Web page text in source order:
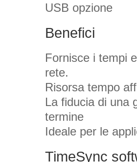
USB opzione
Benefici
Fornisce i tempi
rete.
Risorsa tempo
La fiducia di una
termine
Ideale per le
TimeSync